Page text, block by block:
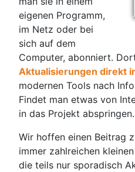
eigenen Programm,
im Netz oder bei
sich auf dem
Computer, abonniert.
Aktualisierungen direkt
modernen Tools nach
Findet man etwas von
in das Projekt abspringen.
Wir hoffen einen Beitrag
immer zahlreichen
die teils nur sporadisch